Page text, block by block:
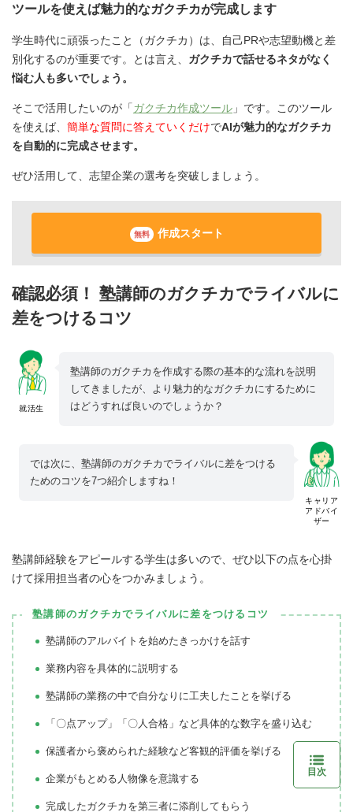
ツールを使えば魅力的なガクチカが完成します
学生時代に頑張ったこと（ガクチカ）は、自己PRや志望動機と差
別化するのが重要です。とは言え、 ガクチカで話せるネタがなく
悩む人も多いでしょう。
そこで活用したいのが「ガクチカ作成ツール 」です。このツール
を使えば、 簡単な質問に答えていくだけでAIが魅力的なガクチカ
を自動的に完成させます。
ぜひ活用して、志望企業の選考を突破しましょう。
無料 作成スタート
確認必須！ 塾講師のガクチカでライバルに
差をつけるコツ
就活生
塾講師のガクチカを作成する際の基本的な流れを説明
してきましたが、より魅力的なガクチカにするために
はどうすれば良いのでしょうか？
キャリア
アドバイ
ザー
では次に、塾講師のガクチカでライバルに差をつける
ためのコツを7つ紹介しますね！
塾講師経験をアピールする学生は多いので、ぜひ以下の点を心掛
けて採用担当者の心をつかみましょう。
塾講師のガクチカでライバルに差をつけるコツ
塾講師のアルバイトを始めたきっかけを話す
業務内容を具体的に説明する
塾講師の業務の中で自分なりに工夫したことを挙げる
「〇点アップ」「〇人合格」など具体的な数字を盛り込む
保護者から褒められた経験など客観的評価を挙げる
企業がもとめる人物像を意識する
完成したガクチカを第三者に添削してもらう
目次